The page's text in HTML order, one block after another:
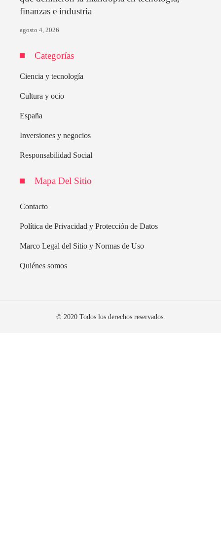
finanzas e industria
agosto 4, 2026
Categorías
Ciencia y tecnología
Cultura y ocio
España
Inversiones y negocios
Responsabilidad Social
Mapa Del Sitio
Contacto
Política de Privacidad y Protección de Datos
Marco Legal del Sitio y Normas de Uso
Quiénes somos
© 2020 Todos los derechos reservados.